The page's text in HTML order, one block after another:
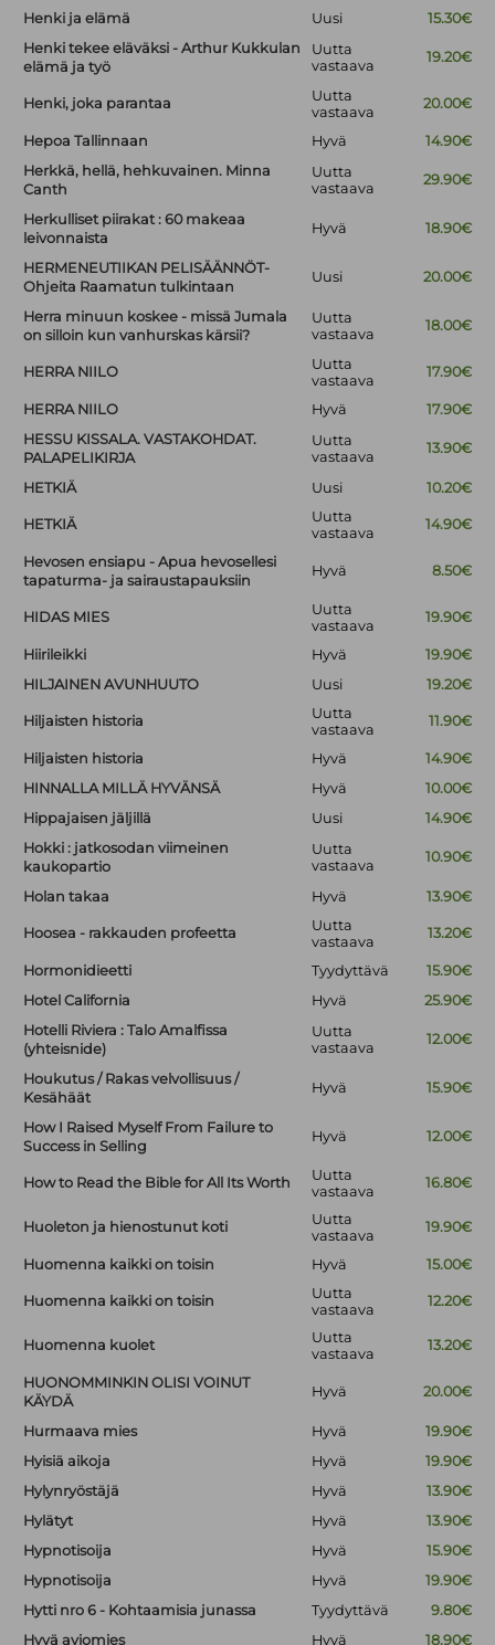
Henki ja elämä Uusi
15.30€
Henki tekee eläväksi - Arthur Kukkulan
elämä ja työ
Uutta
vastaava
19.20€
Henki, joka parantaa
Uutta
vastaava
20.00€
Hepoa Tallinnaan Hyvä
14.90€
Herkkä, hellä, hehkuvainen. Minna
Canth
Uutta
vastaava
29.90€
Herkulliset piirakat : 60 makeaa
leivonnaista
Hyvä 18.90€
HERMENEUTIIKAN PELISÄÄNNÖT-
Ohjeita Raamatun tulkintaan
Uusi 20.00€
Herra minuun koskee - missä Jumala
on silloin kun vanhurskas kärsii?
Uutta
vastaava
18.00€
HERRA NIILO
Uutta
vastaava
17.90€
HERRA NIILO Hyvä
17.90€
HESSU KISSALA. VASTAKOHDAT.
PALAPELIKIRJA
Uutta
vastaava
13.90€
HETKIÄ Uusi 10.20€
HETKIÄ
Uutta
vastaava
14.90€
Hevosen ensiapu - Apua hevosellesi
tapaturma- ja sairaustapauksiin
Hyvä 8.50€
HIDAS MIES
Uutta
vastaava
19.90€
Hiirileikki Hyvä
19.90€
HILJAINEN AVUNHUUTO
Uusi 19.20€
Hiljaisten historia
Uutta
vastaava
11.90€
Hiljaisten historia Hyvä
14.90€
HINNALLA MILLÄ HYVÄNSÄ
Hyvä
10.00€
Hippajaisen jäljillä
Uusi
14.90€
Hokki : jatkosodan viimeinen
kaukopartio
Uutta
vastaava
10.90€
Holan takaa Hyvä 13.90€
Hoosea - rakkauden profeetta
Uutta
vastaava
13.20€
Hormonidieetti Tyydyttävä
15.90€
Hotel California
Hyvä
25.90€
Hotelli Riviera : Talo Amalfissa
(yhteisnide)
Uutta
vastaava
12.00€
Houkutus / Rakas velvollisuus /
Kesähäät
Hyvä 15.90€
How I Raised Myself From Failure to
Success in Selling
Hyvä 12.00€
How to Read the Bible for All Its Worth
Uutta
vastaava
16.80€
Huoleton ja hienostunut koti
Uutta
vastaava
19.90€
Huomenna kaikki on toisin Hyvä 15.00€
Huomenna kaikki on toisin
Uutta
vastaava
12.20€
Huomenna kuolet
Uutta
vastaava
13.20€
HUONOMMINKIN OLISI VOINUT
KÄYDÄ
Hyvä 20.00€
Hurmaava mies Hyvä
19.90€
Hyisiä aikoja
Hyvä
19.90€
Hylynryöstäjä
Hyvä
13.90€
Hylätyt
Hyvä
13.90€
Hypnotisoija
Hyvä
15.90€
Hypnotisoija
Hyvä
19.90€
Hytti nro 6 - Kohtaamisia junassa
Tyydyttävä
9.80€
Hyvä aviomies
Hyvä 18.90€